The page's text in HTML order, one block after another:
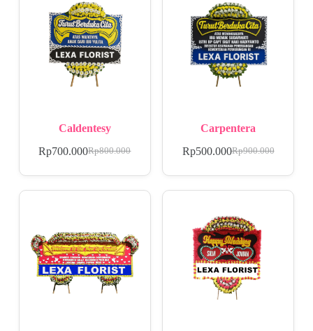
Caldentesy
Rp800.000
Rp700.000
Carpentera
Rp900.000
Rp500.000